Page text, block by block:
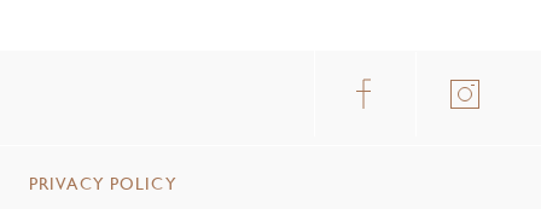
PRIVACY POLICY